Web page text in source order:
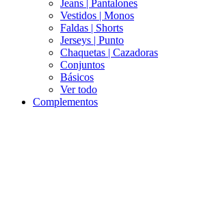
Jeans | Pantalones
Vestidos | Monos
Faldas | Shorts
Jerseys | Punto
Chaquetas | Cazadoras
Conjuntos
Básicos
Ver todo
Complementos